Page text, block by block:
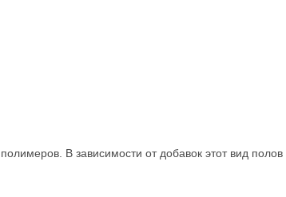
В зависимости от добавок этот вид полов